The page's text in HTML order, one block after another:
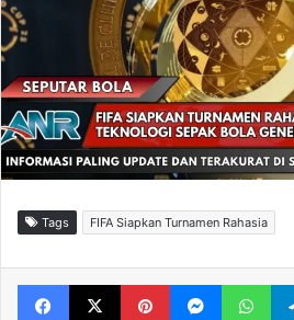
Tags FIFA Siapkan Turnamen Rahasia
Facebook X Pinterest Messenger WhatsApp